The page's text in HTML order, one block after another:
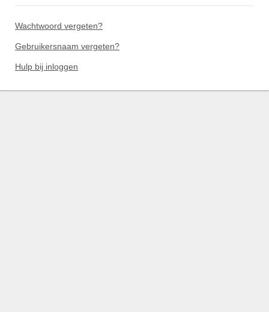
Wachtwoord vergeten?
Gebruikersnaam vergeten?
Hulp bij inloggen